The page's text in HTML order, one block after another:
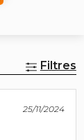
Filtres
25/11/2024